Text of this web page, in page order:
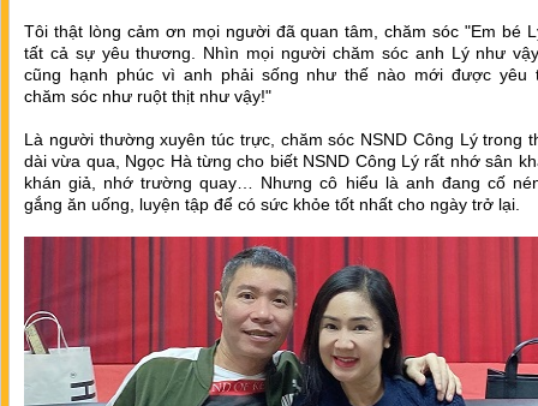
Tôi thật lòng cảm ơn mọi người đã quan tâm, chăm sóc "Em bé
tất cả sự yêu thương. Nhìn mọi người chăm sóc anh Lý như
cũng hạnh phúc vì anh phải sống như thế nào mới được yêu
chăm sóc như ruột thịt như vậy!"
Là người thường xuyên túc trực, chăm sóc NSND Công Lý trong
dài vừa qua, Ngọc Hà từng cho biết NSND Công Lý rất nhớ sân
khán giả, nhớ trường quay… Nhưng cô hiểu là anh đang cố
gắng ăn uống, luyện tập để có sức khỏe tốt nhất cho ngày trở lại.